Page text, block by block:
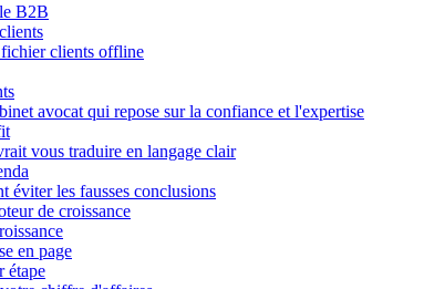
B2B
clients offline
avocat qui repose sur la confiance et l'expertise
vous traduire en langage clair
éviter les fausses conclusions
de croissance
en page
étape